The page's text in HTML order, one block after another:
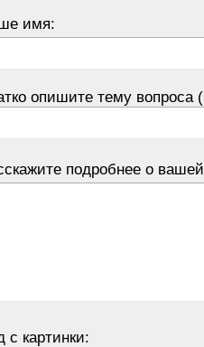
имя:
опишите тему вопроса
подробнее о
с картинки: